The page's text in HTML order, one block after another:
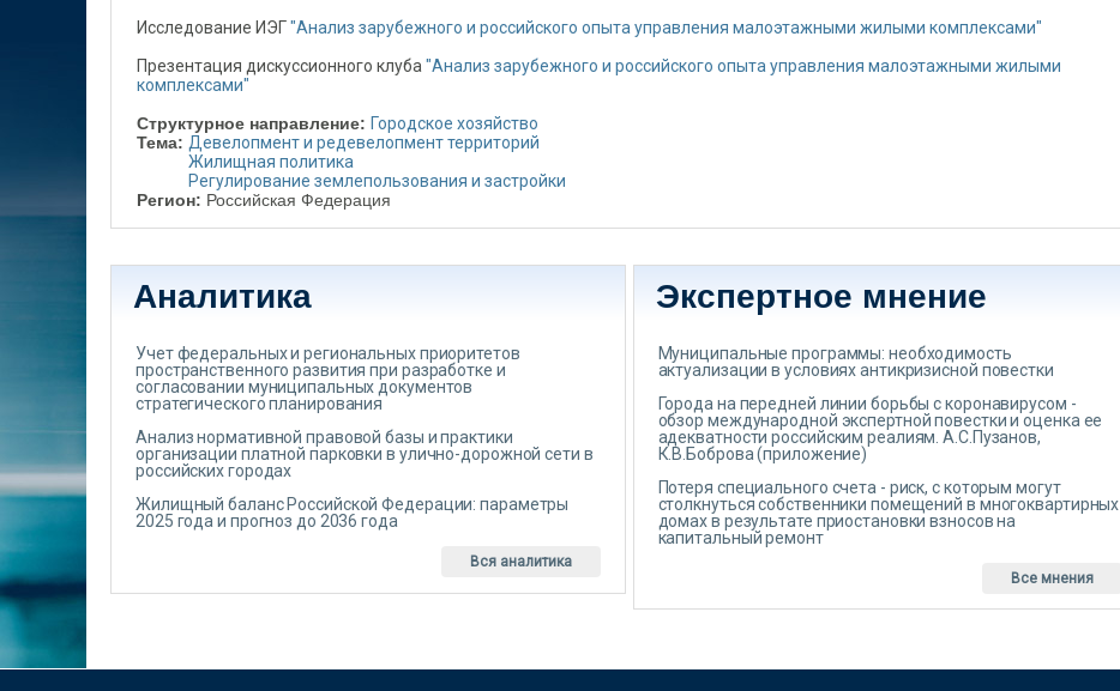
Исследование ИЭГ"Анализ зарубежного и российского опыта управления малоэтажными жилыми комплексами"
Презентация дискуссионного клуба "Анализ зарубежного и российского опыта управления малоэтажными жилыми
комплексами"
Структурное направление: Городское хозяйство
Тема: Девелопмент и редевелопмент территорий
Жилищная политика
Регулирование землепользования и застройки
Регион: Российская Федерация
Аналитика
Учет федеральных и региональных приоритетов
пространственного развития при разработке и
согласовании муниципальных документов
стратегического планирования
Анализ нормативной правовой базы и практики
организации платной парковки в улично-дорожной сети в
российских городах
Жилищный баланс Российской Федерации: параметры
2025 года и прогноз до 2036 года
Вся аналитика
Экспертное мнение
Муниципальные программы: необходимость
актуализации в условиях антикризисной повестки
Города на передней линии борьбы с коронавирусом -
обзор международной экспертной повестки и оценка ее
адекватности российским реалиям. А.С.Пузанов,
К.В.Боброва (приложение)
Потеря специального счета - риск, с которым могут
столкнуться собственники помещений в многоквартирных
домах в результате приостановки взносов на
капитальный ремонт
Все мнения